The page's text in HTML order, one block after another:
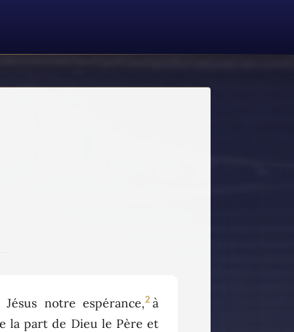
notre espérance,2 à
la part de Dieu le Père et